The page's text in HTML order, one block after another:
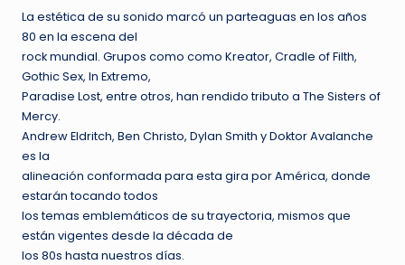
La estética de su sonido marcó un parteaguas en los años
80 en la escena del
rock mundial. Grupos como como Kreator, Cradle of Filth,
Gothic Sex, In Extremo,
Paradise Lost, entre otros, han rendido tributo a The Sisters of
Mercy.
Andrew Eldritch, Ben Christo, Dylan Smith y Doktor Avalanche
es la
alineación conformada para esta gira por América, donde
estarán tocando todos
los temas emblemáticos de su trayectoria, mismos que
están vigentes desde la década de
los 80s hasta nuestros días.